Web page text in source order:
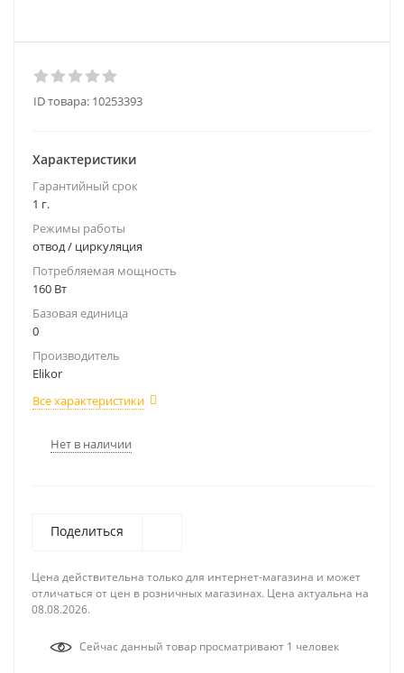
ID товара: 10253393
Характеристики
Гарантийный срок
1 г.
Режимы работы
отвод / циркуляция
Потребляемая мощность
160 Вт
Базовая единица
0
Производитель
Elikor
Все характеристики
Нет в наличии
Поделиться
Цена действительна только для интернет-магазина и может
отличаться от цен в розничных магазинах. Цена актуальна на
08.08.2026.
Сейчас данный товар просматривают 1 человек